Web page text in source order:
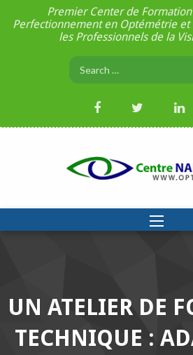
Premier Center de
Perfectionnement en Optémétrie et
les Professionnels de la
UN ATELIER DE
TECHNIQUE :